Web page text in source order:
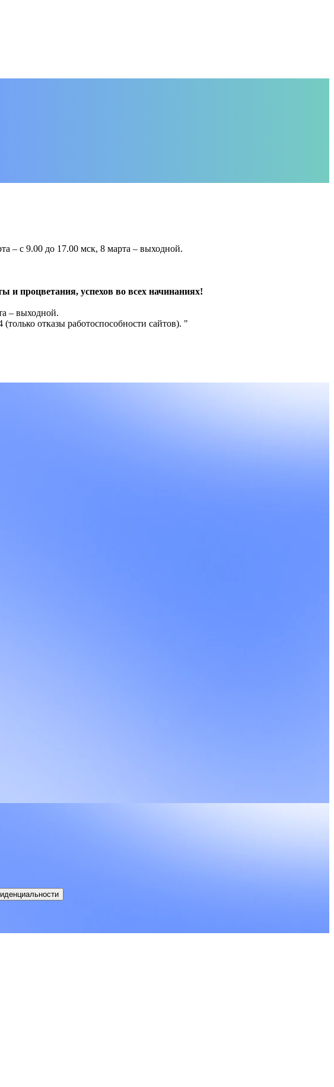
– с 9.00 до 17.00 мск, 8 марта – выходной.
и процветания, успехов во всех начинаниях!
– выходной.
отказы работоспособности сайтов).